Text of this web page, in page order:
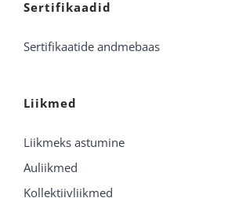
Sertifikaadid
Sertifikaatide andmebaas
Liikmed
Liikmeks astumine
Auliikmed
Kollektiivliikmed